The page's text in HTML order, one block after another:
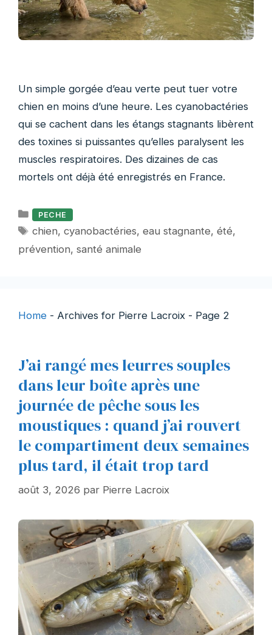
Un simple gorgée d’eau verte peut tuer votre
chien en moins d’une heure. Les cyanobactéries
qui se cachent dans les étangs stagnants libèrent
des toxines si puissantes qu’elles paralysent les
muscles respiratoires. Des dizaines de cas
mortels ont déjà été enregistrés en France.
Catégories
PECHE
Étiquettes
chien,cyanobactéries,eau stagnante,été,
prévention, santé animale
Home - Archives for Pierre Lacroix - Page 2
J’ai rangé mes leurres souples
dans leur boîte après une
journée de pêche sous les
moustiques : quand j’ai rouvert
le compartiment deux semaines
plus tard, il était trop tard
août 3, 2026 par Pierre Lacroix